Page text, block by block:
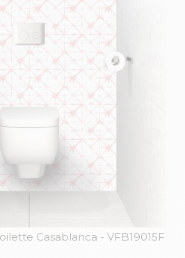
Casablanca - VFB19015F